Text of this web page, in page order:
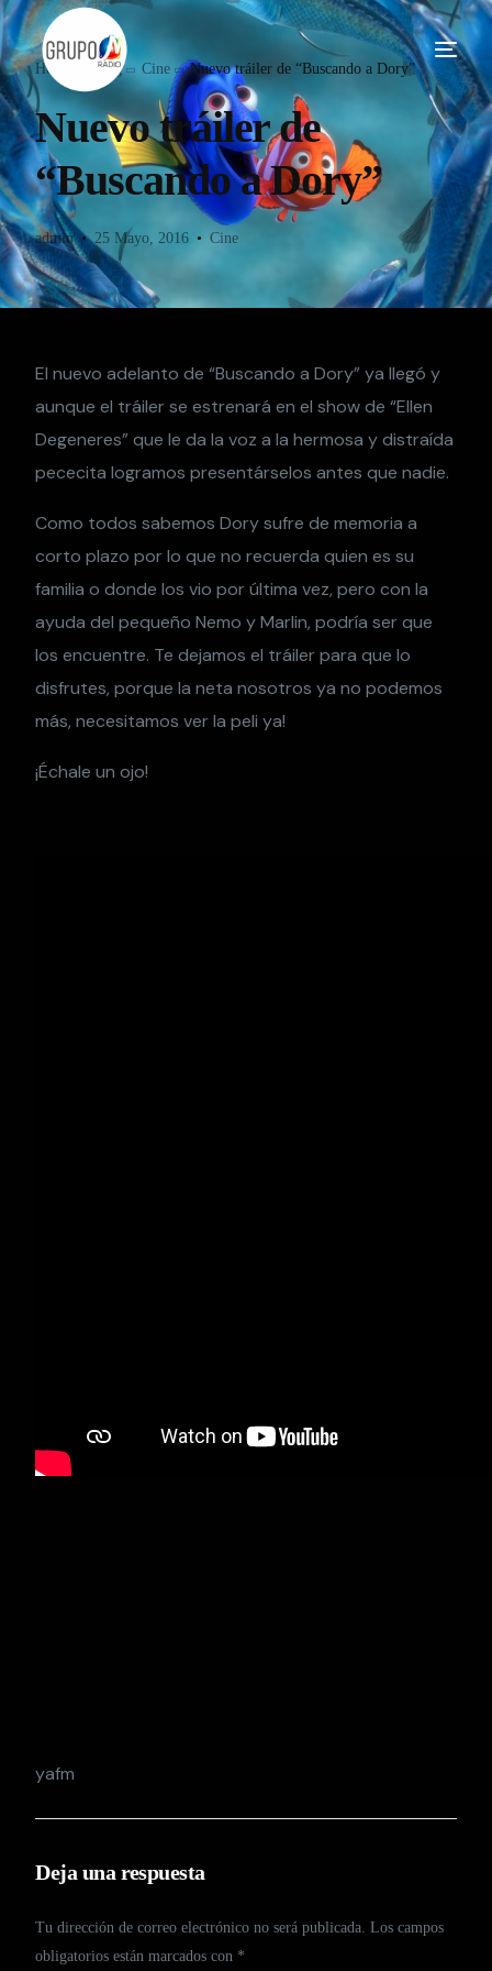
Home Blog Cine Nuevo tráiler de “Buscando a Dory”
Nuevo tráiler de
“Buscando a Dory”
admin 25 Mayo, 2016 Cine
El nuevo adelanto de “Buscando a Dory” ya llegó y
aunque el tráiler se estrenará en el show de “Ellen
Degeneres” que le da la voz a la hermosa y distraída
pececita logramos presentárselos antes que nadie.
Como todos sabemos Dory sufre de memoria a
corto plazo por lo que no recuerda quien es su
familia o donde los vio por última vez, pero con la
ayuda del pequeño Nemo y Marlin, podría ser que
los encuentre. Te dejamos el tráiler para que lo
disfrutes, porque la neta nosotros ya no podemos
más, necesitamos ver la peli ya!
¡Échale un ojo!
yafm
Deja una respuesta
Tu dirección de correo electrónico no será publicada. Los campos
obligatorios están marcados con *